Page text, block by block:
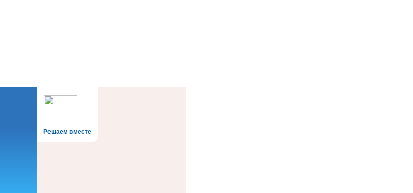
Решаем вместе